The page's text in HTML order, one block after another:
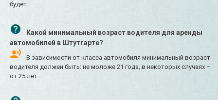
будет.
Какой минимальный возраст водителя для аренды
автомобилей в Штутгарте?
В зависимости от класса автомобиля минимальный возраст
водителя должен быть: не моложе 21 года, в некоторых случаях –
от 25 лет.